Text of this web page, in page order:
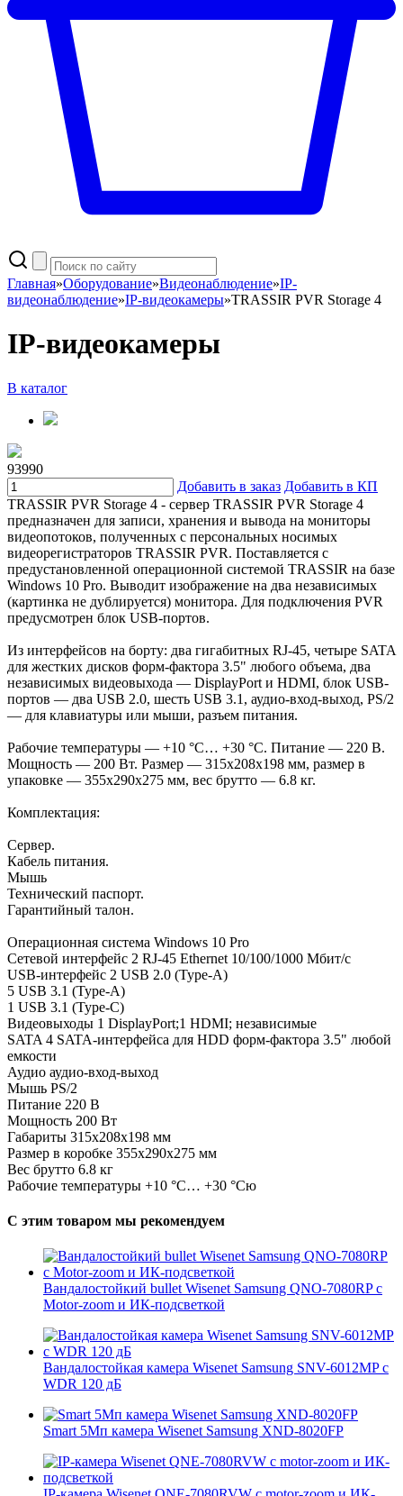
Главная»Оборудование»Видеонаблюдение»IP-
видеонаблюдение»IP-видеокамеры»TRASSIR PVR Storage 4
IP-видеокамеры
В каталог
93990
Добавить в заказ Добавить в КП
TRASSIR PVR Storage 4 - сервер TRASSIR PVR Storage 4
предназначен для записи, хранения и вывода на мониторы
видеопотоков, полученных с персональных носимых
видеорегистраторов TRASSIR PVR. Поставляется с
предустановленной операционной системой TRASSIR на базе
Windows 10 Pro. Выводит изображение на два независимых
(картинка не дублируется) монитора. Для подключения PVR
предусмотрен блок USB-портов.
Из интерфейсов на борту: два гигабитных RJ-45, четыре SATA
для жестких дисков форм-фактора 3.5" любого объема, два
независимых видеовыхода — DisplayPort и HDMI, блок USB-
портов — два USB 2.0, шесть USB 3.1, аудио-вход-выход, PS/2
— для клавиатуры или мыши, разъем питания.
Рабочие температуры — +10 °C… +30 °C. Питание — 220 В.
Мощность — 200 Вт. Размер — 315x208x198 мм, размер в
упаковке — 355x290x275 мм, вес брутто — 6.8 кг.
Комплектация:
Сервер.
Кабель питания.
Мышь
Технический паспорт.
Гарантийный талон.
Операционная система Windows 10 Pro
Сетевой интерфейс 2 RJ-45 Ethernet 10/100/1000 Мбит/с
USB-интерфейс 2 USB 2.0 (Type-A)
5 USB 3.1 (Type-A)
1 USB 3.1 (Type-C)
Видеовыходы 1 DisplayPort;1 HDMI; независимые
SATA 4 SATA-интерфейса для HDD форм-фактора 3.5" любой
емкости
Аудио аудио-вход-выход
Мышь PS/2
Питание 220 В
Мощность 200 Вт
Габариты 315x208x198 мм
Размер в коробке 355x290x275 мм
Вес брутто 6.8 кг
Рабочие температуры +10 °C… +30 °Cю
С этим товаром мы рекомендуем
Вандалостойкий bullet Wisenet Samsung QNO-7080RP с
Motor-zoom и ИК-подсветкой
Вандалостойкая камера Wisenet Samsung SNV-6012MP с
WDR 120 дБ
Smart 5Мп камера Wisenet Samsung XND-8020FP